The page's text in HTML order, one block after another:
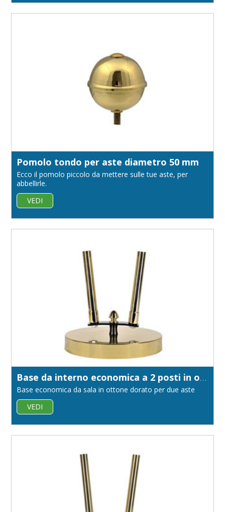
Pomolo tondo per aste diametro 50 mm
Ecco il pomolo piccolo da mettere sulle tue aste, per
abbellirle.
VEDI
Base da interno economica a 2 posti in ottone
Base economica da sala in ottone dorato per due aste
VEDI